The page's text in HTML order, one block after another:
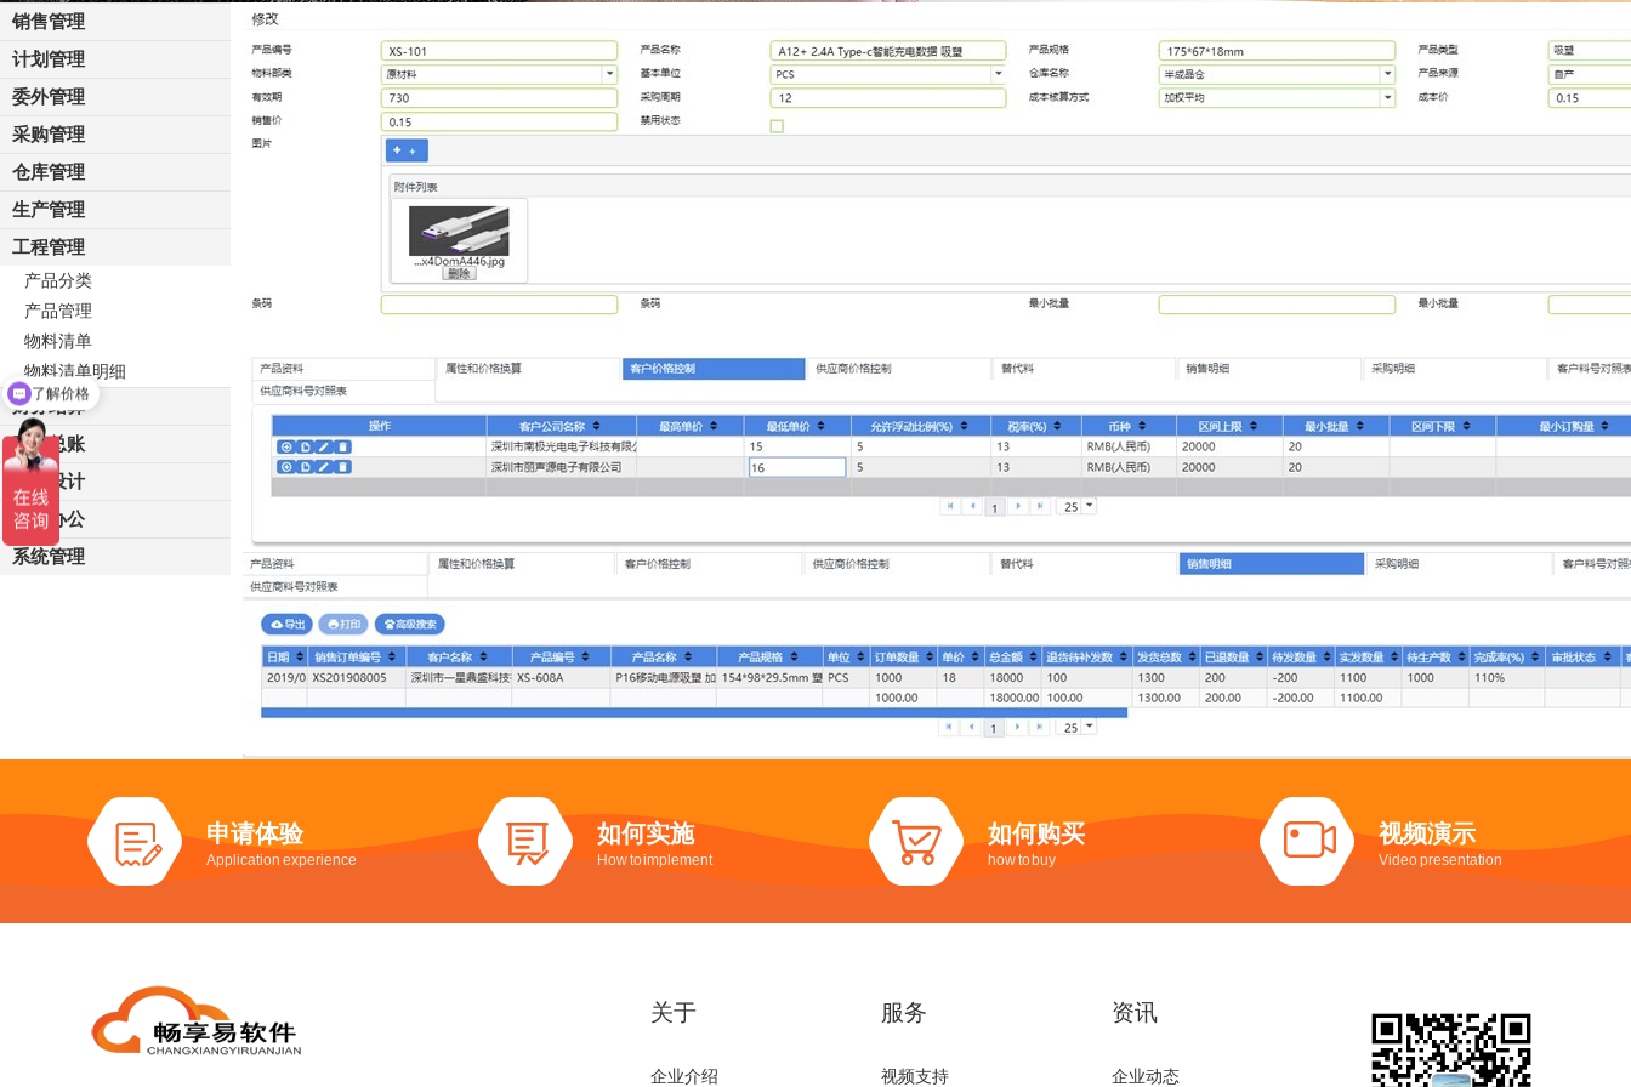
销售管理
计划管理
委外管理
采购管理
仓库管理
生产管理
工程管理
产品分类
产品管理
物料清单
物料清单明细
财务结算
财务总账
界面设计
在线办公
系统管理
申请体验
Application experience
如何实施
How to implement
如何购买
how to buy
视频演示
Video presentation
关于
企业介绍
服务
视频支持
资讯
企业动态
了解价格
咨询试用